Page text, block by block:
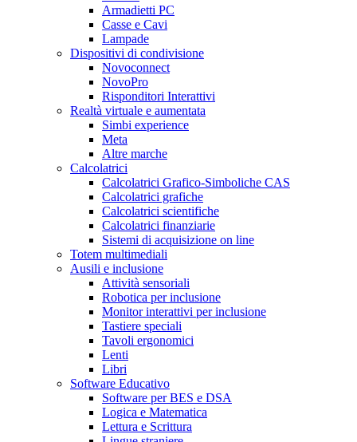
Armadietti PC
Casse e Cavi
Lampade
Dispositivi di condivisione
Novoconnect
NovoPro
Risponditori Interattivi
Realtà virtuale e aumentata
Simbi experience
Meta
Altre marche
Calcolatrici
Calcolatrici Grafico-Simboliche CAS
Calcolatrici grafiche
Calcolatrici scientifiche
Calcolatrici finanziarie
Sistemi di acquisizione on line
Totem multimediali
Ausili e inclusione
Attività sensoriali
Robotica per inclusione
Monitor interattivi per inclusione
Tastiere speciali
Tavoli ergonomici
Lenti
Libri
Software Educativo
Software per BES e DSA
Logica e Matematica
Lettura e Scrittura